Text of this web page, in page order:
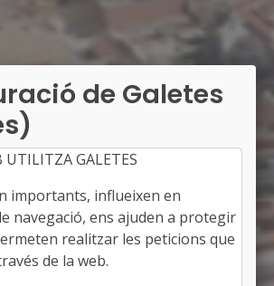
de Galetes
UTILITZA GALETES
importants, influeixen en
navegació, ens ajuden a protegir
realitzar les peticions que
de la web.